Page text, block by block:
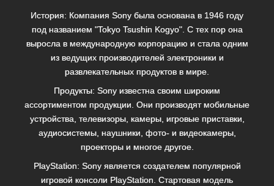
История: Компания Sony была основана в 1946 году
под названием "Tokyo Tsushin Kogyo". С тех пор она
выросла в международную корпорацию и стала одним
из ведущих производителей электроники и
развлекательных продуктов в мире.
Продукты: Sony известна своим широким
ассортиментом продукции. Они производят мобильные
устройства, телевизоры, камеры, игровые приставки,
аудиосистемы, наушники, фото- и видеокамеры,
проекторы и многое другое.
PlayStation: Sony является создателем популярной
игровой консоли PlayStation. Стартовая модель